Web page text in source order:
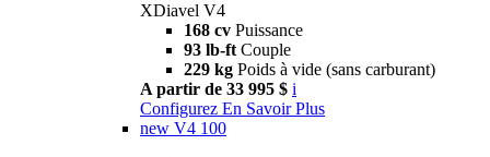
XDiavel V4
168 cv Puissance
93 lb-ft Couple
229 kg Poids à vide (sans carburant)
A partir de 33 995 $ i
Configurez En Savoir Plus
new V4 100